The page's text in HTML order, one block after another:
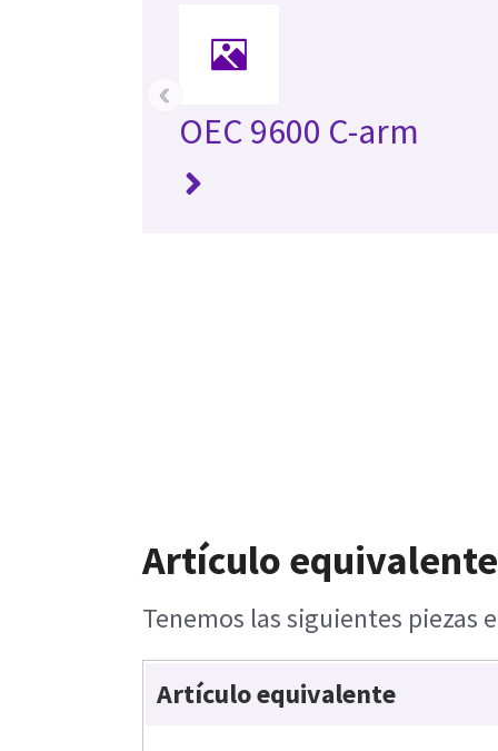
OEC 9600 C-arm
‹
Artículo
Tenemos las siguientes piezas
Artículo equivalente